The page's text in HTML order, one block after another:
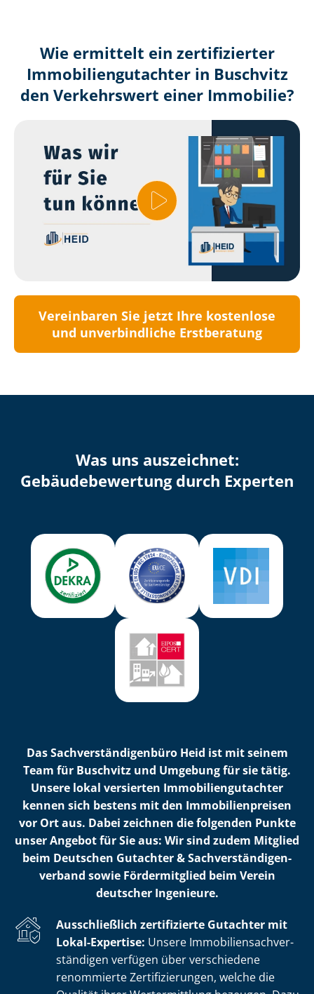
Wie ermittelt ein zertifizierter
Immobilien­gutachter in Buschvitz
den Verkehrswert einer Immobilie?
Vereinbaren Sie jetzt Ihre kostenlose
und unverbindliche Erstberatung
Was uns auszeichnet:
Ge­bäu­de­be­wer­tung durch Experten
Das Sach­ver­stän­di­gen­bü­ro Heid ist mit seinem
Team für Buschvitz und Umgebung für sie tätig.
Unsere lokal versierten Im­mo­bi­li­en­gut­ach­ter
kennen sich bestens mit den Im­mo­bi­li­en­prei­sen
vor Ort aus. Dabei zeichnen die folgenden Punkte
unser Angebot für Sie aus: Wir sind zudem Mitglied
beim Deutschen Gutachter & Sach­ver­stän­di­gen­
ver­band sowie Fördermitglied beim Verein
deutscher Ingenieure.
Ausschließlich zertifizierte Gutachter mit
Lokal-Expertise: Unsere Im­mo­bi­li­en­sach­ver­
stän­di­gen verfügen über verschiedene
renommierte Zer­ti­fi­zie­run­gen, welche die